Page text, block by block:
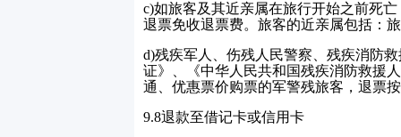
c)如旅客及其近亲属在旅行开始之前死
退票免收退票费。旅客的近亲属包括：
d)残疾军人、伤残人民警察、残疾消防
证》、《中华人民共和国残疾消防救援
通、优惠票价购票的军警残旅客，退票
9.8退款至借记卡或信用卡